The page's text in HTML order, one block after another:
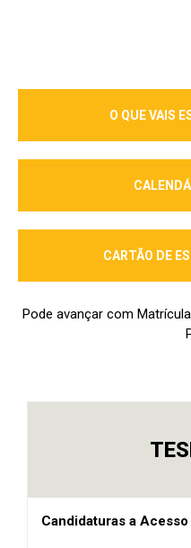
O QUE VAIS
CARTÃO DE
Pode avançar com
Candidaturas a Acesso